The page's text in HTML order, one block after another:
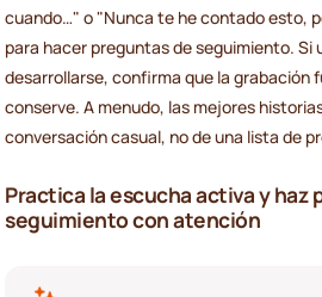
cuando…" o "Nunca te he contado esto,
para hacer preguntas de seguimiento. Si
desarrollarse, confirma que la grabación
conserve. A menudo, las mejores
conversación casual, no de una lista de
Practica la escucha activa y haz
seguimiento con atención